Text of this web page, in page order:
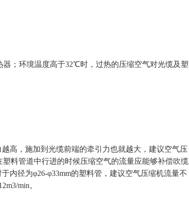
环境温度高于32℃时，过热的压缩空气对光缆及塑
，施加到光缆前端的牵引力也就越大，建议空气压
料管道中行进的时候压缩空气的流量应能够补偿吹缆
内径为φ26-φ33mm的塑料管，建议空气压缩机流量不
min。